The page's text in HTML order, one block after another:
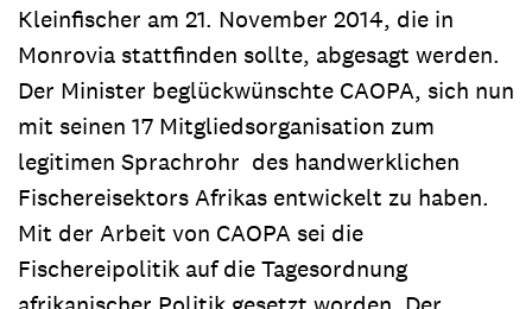
Kleinfischer am 21. November 2014, die in
Monrovia stattfinden sollte, abgesagt werden.
Der Minister beglückwünschte CAOPA, sich nun
mit seinen 17 Mitgliedsorganisation zum
legitimen Sprachrohr des handwerklichen
Fischereisektors Afrikas entwickelt zu haben.
Mit der Arbeit von CAOPA sei die
Fischereipolitik auf die Tagesordnung